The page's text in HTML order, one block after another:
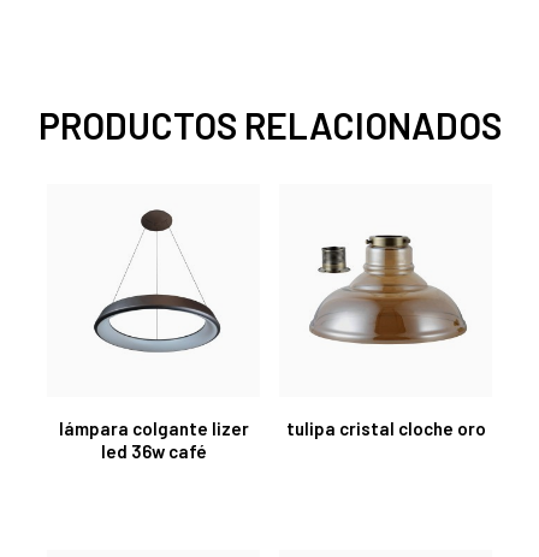
PRODUCTOS RELACIONADOS
lámpara colgante lizer
led 36w café
tulipa cristal cloche oro